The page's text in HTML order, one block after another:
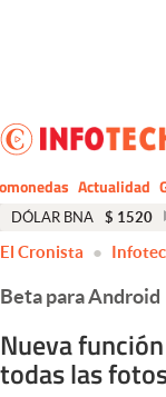
Dólar
Economía y Política
Finanzas y Mercados
Mercados Online
Negocios
Columnistas
Actualidad
DÓLAR BNA $ 1520
El Cronista
Beta para Android
Nueva
todas las